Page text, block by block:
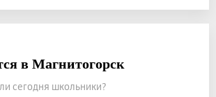
в Магнитогорск
сегодня школьники?